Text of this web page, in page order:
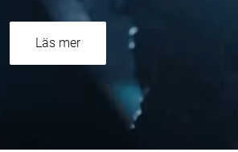
Läs mer